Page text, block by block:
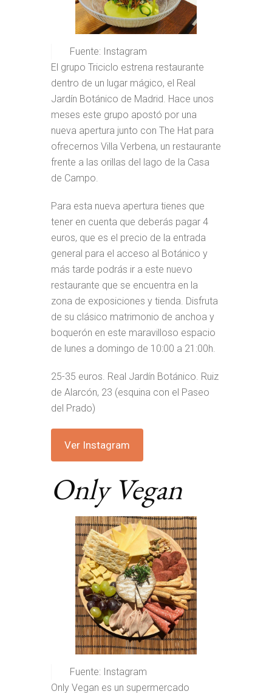
Fuente: Instagram
El grupo Triciclo estrena restaurante
dentro de un lugar mágico, el Real
Jardín Botánico de Madrid. Hace unos
meses este grupo apostó por una
nueva apertura junto con The Hat para
ofrecernos Villa Verbena, un restaurante
frente a las orillas del lago de la Casa
de Campo.
Para esta nueva apertura tienes que
tener en cuenta que deberás pagar 4
euros, que es el precio de la entrada
general para el acceso al Botánico y
más tarde podrás ir a este nuevo
restaurante que se encuentra en la
zona de exposiciones y tienda. Disfruta
de su clásico matrimonio de anchoa y
boquerón en este maravilloso espacio
de lunes a domingo de 10:00 a 21:00h.
25-35 euros. Real Jardín Botánico. Ruiz
de Alarcón, 23 (esquina con el Paseo
del Prado)
Ver Instagram
Only Vegan
Fuente: Instagram
Only Vegan es un supermercado